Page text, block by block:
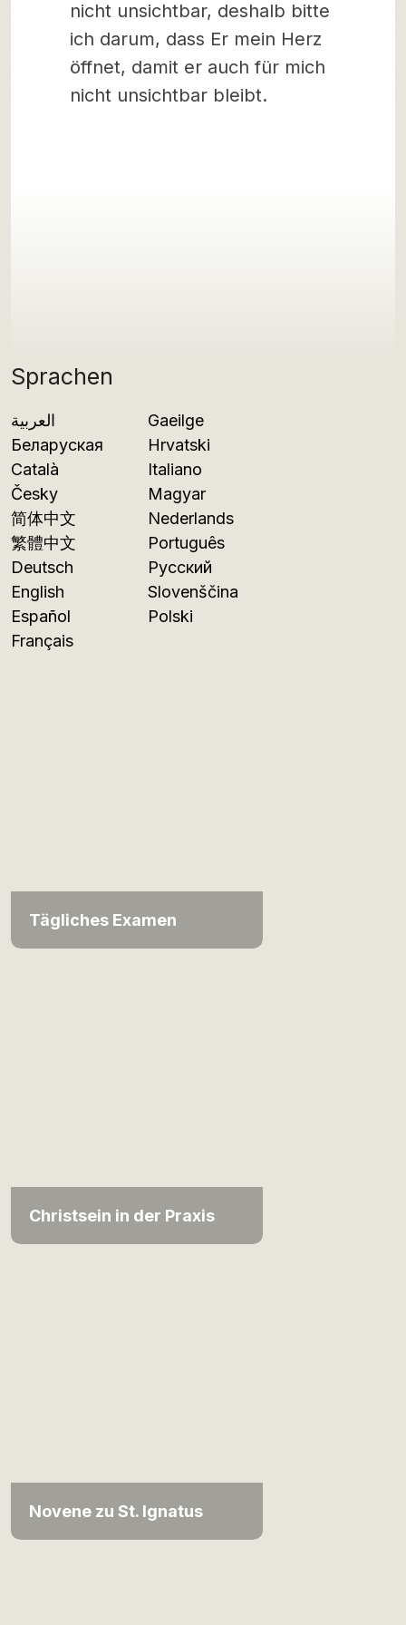
Sprachen
العربية
Беларуская
Català
Česky
简体中文
繁體中文
Deutsch
English
Español
Français
Gaeilge
Hrvatski
Italiano
Magyar
Nederlands
Português
Русский
Slovenščina
Polski
Tägliches Examen
Christsein in der Praxis
Novene zu St. Ignatus
nicht unsichtbar, deshalb bitte
ich darum, dass Er mein Herz
öffnet, damit er auch für mich
nicht unsichtbar bleibt.